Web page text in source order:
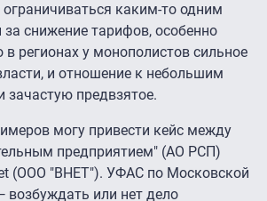
ограничиваться каким-то одним
снижение тарифов, особенно
в регионах у монополистов сильное
и отношение к небольшим
зачастую предвзятое.
могу привести кейс между
предприятием" (АО РСП)
(ООО "ВНЕТ"). УФАС по Московской
возбуждать или нет дело